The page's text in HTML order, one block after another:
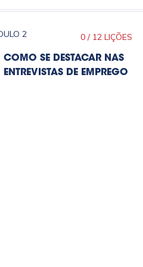
2 0/ 12 LIÇÕES
COMO SE DESTACAR NAS
ENTREVISTAS DE EMPREGO